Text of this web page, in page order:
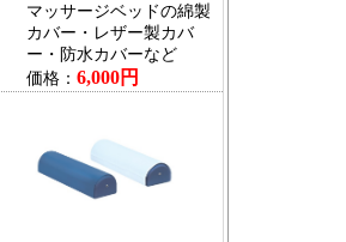
マッサージベッドの綿製
カバー・レザー製カバ
ー・防水カバーなど
価格： 6,000円